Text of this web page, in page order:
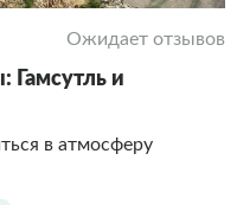
Ожидает отзывов
Гамсутль и
в атмосферу